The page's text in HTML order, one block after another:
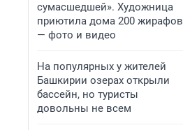
сумасшедшей». Художница
приютила дома 200 жирафов
— фото и видео
На популярных у жителей
Башкирии озерах открыли
бассейн, но туристы
довольны не всем